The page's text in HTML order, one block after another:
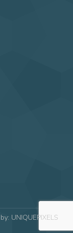
UNIQUEPIXELS